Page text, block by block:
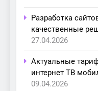
Разработка
качественные
27.04.2026
Актуальные
интернет ТВ
09.04.2026